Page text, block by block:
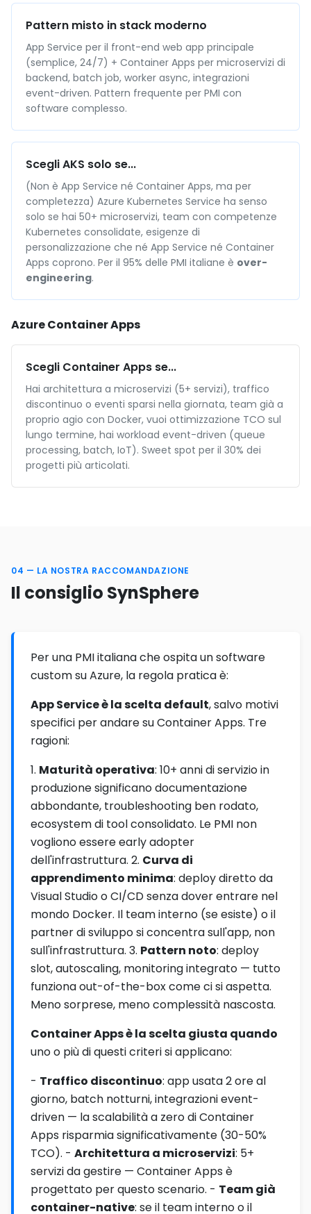
Pattern misto in stack moderno
App Service per il front-end web app principale
(semplice, 24/7) + Container Apps per microservizi di
backend, batch job, worker async, integrazioni
event-driven. Pattern frequente per PMI con
software complesso.
Scegli AKS solo se...
(Non è App Service né Container Apps, ma per
completezza) Azure Kubernetes Service ha senso
solo se hai 50+ microservizi, team con competenze
Kubernetes consolidate, esigenze di
personalizzazione che né App Service né Container
Apps coprono. Per il 95% delle PMI italiane è over-
engineering.
Azure Container Apps
Scegli Container Apps se...
Hai architettura a microservizi (5+ servizi), traffico
discontinuo o eventi sparsi nella giornata, team già a
proprio agio con Docker, vuoi ottimizzazione TCO sul
lungo termine, hai workload event-driven (queue
processing, batch, IoT). Sweet spot per il 30% dei
progetti più articolati.
04 — LA NOSTRA RACCOMANDAZIONE
Il consiglio SynSphere
Per una PMI italiana che ospita un software
custom su Azure, la regola pratica è:
App Service è la scelta default, salvo motivi
specifici per andare su Container Apps. Tre
ragioni:
1. Maturità operativa: 10+ anni di servizio in
produzione significano documentazione
abbondante, troubleshooting ben rodato,
ecosystem di tool consolidato. Le PMI non
vogliono essere early adopter
dell'infrastruttura. 2. Curva di
apprendimento minima: deploy diretto da
Visual Studio o CI/CD senza dover entrare nel
mondo Docker. Il team interno (se esiste) o il
partner di sviluppo si concentra sull'app, non
sull'infrastruttura. 3. Pattern noto: deploy
slot, autoscaling, monitoring integrato — tutto
funziona out-of-the-box come ci si aspetta.
Meno sorprese, meno complessità nascosta.
Container Apps è la scelta giusta quando
uno o più di questi criteri si applicano:
- Traffico discontinuo: app usata 2 ore al
giorno, batch notturni, integrazioni event-
driven — la scalabilità a zero di Container
Apps risparmia significativamente (30-50%
TCO). - Architettura a microservizi: 5+
servizi da gestire — Container Apps è
progettato per questo scenario. - Team già
container-native: se il team interno o il